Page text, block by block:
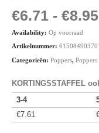
€6.71 - €8.95
Availability: Op voorraad
Artikelnummer:
Categorieën: Poppers,
KORTINGSSTAFFEL
3-4
€7.61